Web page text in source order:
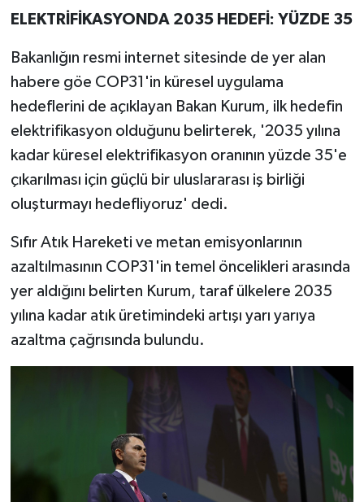
ELEKTRİFİKASYONDA 2035 HEDEFİ: YÜZDE 35
Bakanlığın resmi internet sitesinde de yer alan
habere göe COP31'in küresel uygulama
hedeflerini de açıklayan Bakan Kurum, ilk hedefin
elektrifikasyon olduğunu belirterek, '2035 yılına
kadar küresel elektrifikasyon oranının yüzde 35'e
çıkarılması için güçlü bir uluslararası iş birliği
oluşturmayı hedefliyoruz' dedi.
Sıfır Atık Hareketi ve metan emisyonlarının
azaltılmasının COP31'in temel öncelikleri arasında
yer aldığını belirten Kurum, taraf ülkelere 2035
yılına kadar atık üretimindeki artışı yarı yarıya
azaltma çağrısında bulundu.